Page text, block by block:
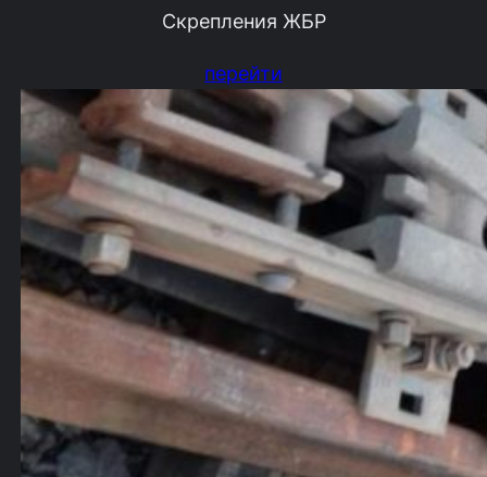
Скрепления ЖБР
перейти